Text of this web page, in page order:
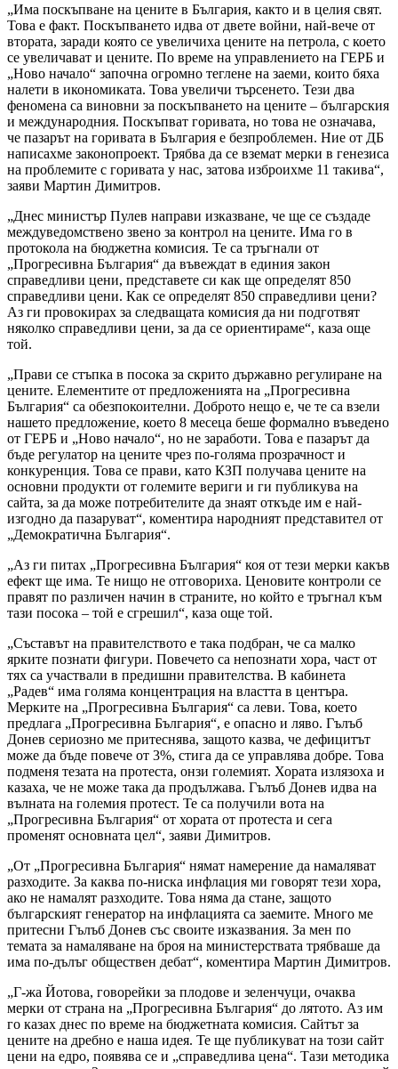
„Има поскъпване на цените в България, както и в целия свят.
Това е факт. Поскъпването идва от двете войни, най-вече от
втората, заради която се увеличиха цените на петрола, с което
се увеличават и цените. По време на управлението на ГЕРБ и
„Ново начало“ започна огромно теглене на заеми, които бяха
налети в икономиката. Това увеличи търсенето. Тези два
феномена са виновни за поскъпването на цените – българския
и международния. Поскъпват горивата, но това не означава,
че пазарът на горивата в България е безпроблемен. Ние от ДБ
написахме законопроект. Трябва да се вземат мерки в генезиса
на проблемите с горивата у нас, затова изброихме 11 такива“,
заяви Мартин Димитров.
„Днес министър Пулев направи изказване, че ще се създаде
междуведомствено звено за контрол на цените. Има го в
протокола на бюджетна комисия. Те са тръгнали от
„Прогресивна България“ да въвеждат в единия закон
справедливи цени, представете си как ще определят 850
справедливи цени. Как се определят 850 справедливи цени?
Аз ги провокирах за следващата комисия да ни подготвят
няколко справедливи цени, за да се ориентираме“, каза още
той.
„Прави се стъпка в посока за скрито държавно регулиране на
цените. Елементите от предложенията на „Прогресивна
България“ са обезпокоителни. Доброто нещо е, че те са взели
нашето предложение, което 8 месеца беше формално въведено
от ГЕРБ и „Ново начало“, но не заработи. Това е пазарът да
бъде регулатор на цените чрез по-голяма прозрачност и
конкуренция. Това се прави, като КЗП получава цените на
основни продукти от големите вериги и ги публикува на
сайта, за да може потребителите да знаят откъде им е най-
изгодно да пазаруват“, коментира народният представител от
„Демократична България“.
„Аз ги питах „Прогресивна България“ коя от тези мерки какъв
ефект ще има. Те нищо не отговориха. Ценовите контроли се
правят по различен начин в страните, но който е тръгнал към
тази посока – той е сгрешил“, каза още той.
„Съставът на правителството е така подбран, че са малко
ярките познати фигури. Повечето са непознати хора, част от
тях са участвали в предишни правителства. В кабинета
„Радев“ има голяма концентрация на властта в центъра.
Мерките на „Прогресивна България“ са леви. Това, което
предлага „Прогресивна България“, е опасно и ляво. Гълъб
Донев сериозно ме притеснява, защото казва, че дефицитът
може да бъде повече от 3%, стига да се управлява добре. Това
подменя тезата на протеста, онзи големият. Хората излязоха и
казаха, че не може така да продължава. Гълъб Донев идва на
вълната на големия протест. Те са получили вота на
„Прогресивна България“ от хората от протеста и сега
променят основната цел“, заяви Димитров.
„От „Прогресивна България“ нямат намерение да намаляват
разходите. За каква по-ниска инфлация ми говорят тези хора,
ако не намалят разходите. Това няма да стане, защото
българският генератор на инфлацията са заемите. Много ме
притесни Гълъб Донев със своите изказвания. За мен по
темата за намаляване на броя на министерствата трябваше да
има по-дълъг обществен дебат“, коментира Мартин Димитров.
„Г-жа Йотова, говорейки за плодове и зеленчуци, очаква
мерки от страна на „Прогресивна България“ до лятото. Аз им
го казах днес по време на бюджетната комисия. Сайтът за
цените на дребно е наша идея. Те ще публикуват на този сайт
цени на едро, появява се и „справедлива цена“. Тази методика